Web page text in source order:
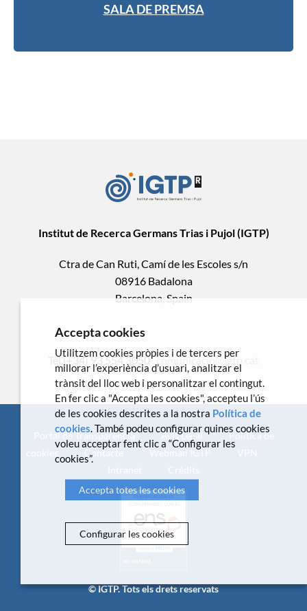
SALA DE PREMSA
Institut de Recerca Germans Trias i Pujol (IGTP)
Ctra de Can Ruti, Camí de les Escoles s/n
08916 Badalona
Barcelona, Spain
Tel.(+34) 93 554 3050 .comunicacio@igtp.cat
Portal de Transparència Avís Legal
Política de
Contacte Webmail IGTP
© IGTP. Tots els drets reservats
Accepta cookies
Utilitzem cookies pròpies i de tercers per
millorar l’experiència d’usuari, analitzar el
trànsit del lloc web i personalitzar el contingut.
En fer clic a "Accepta les cookies", accepteu l’ús
de les cookies descrites a la nostra Política de
cookies. També podeu configurar quines cookies
voleu acceptar fent clic a “Configurar les
cookies”.
Accepta totes les cookies
Configurar les cookies